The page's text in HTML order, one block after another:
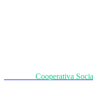
Prenota una visita
Cooperativa